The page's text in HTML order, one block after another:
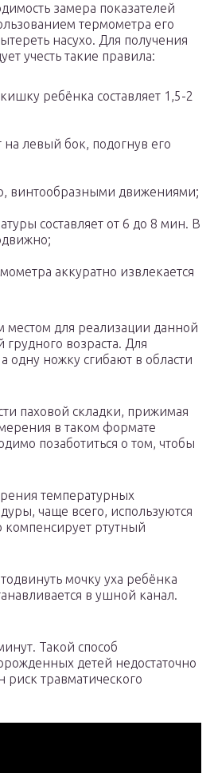
замера показателей
термометра его
насухо. Для получения
учесть такие правила:
ребёнка составляет 1,5-2
левый бок, подогнув его
винтообразными движениями;
составляет от 6 до 8 мин. В
аккуратно извлекается
местом для реализации данной
возраста. Для
ножку сгибают в области
паховой складки, прижимая
в таком формате
позаботиться о том, чтобы
температурных
чаще всего, используются
компенсирует ртутный
мочку уха ребёнка
в ушной канал.
Такой способ
детей недостаточно
травматического